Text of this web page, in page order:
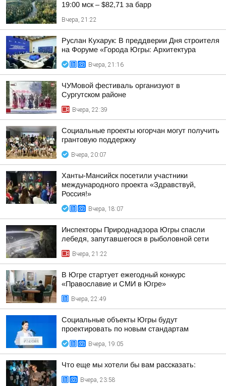
19:00 мск – $82,71 за барр
Вчера, 21:22
Руслан Кухарук: В преддверии Дня строителя
на Форуме «Города Югры: Архитектура
Вчера, 21:16
ЧУМовой фестиваль организуют в
Сургутском районе
Вчера, 22:39
Социальные проекты югорчан могут получить
грантовую поддержку
Вчера, 20:07
Ханты-Мансийск посетили участники
международного проекта «Здравствуй,
Россия!»
Вчера, 18:07
Инспекторы Природнадзора Югры спасли
лебедя, запутавшегося в рыболовной сети
Вчера, 21:22
В Югре стартует ежегодный конкурс
«Православие и СМИ в Югре»
Вчера, 22:49
Социальные объекты Югры будут
проектировать по новым стандартам
Вчера, 19:05
Что еще мы хотели бы вам рассказать:
Вчера, 23:58